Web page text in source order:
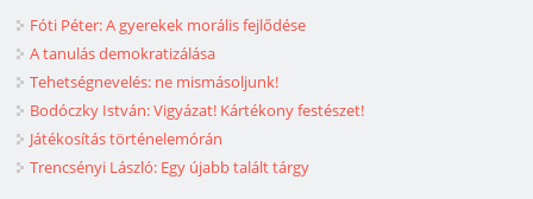
Fóti Péter: A gyerekek morális fejlődése
A tanulás demokratizálása
Tehetségnevelés: ne mismásoljunk!
Bodóczky István: Vigyázat! Kártékony festészet!
Játékosítás történelemórán
Trencsényi László: Egy újabb talált tárgy